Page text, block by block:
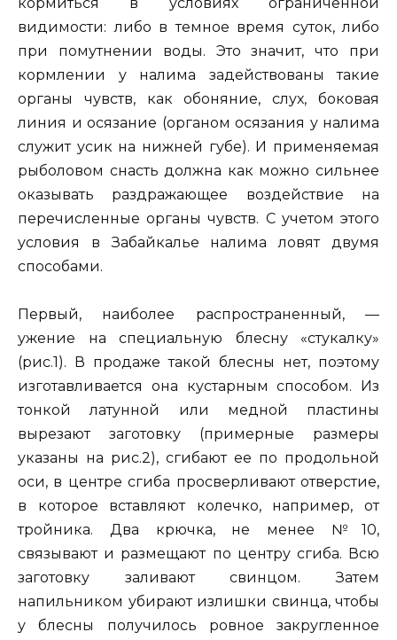
видимости: либо в темное время суток, либо
при помутнении воды. Это значит, что при
кормлении у налима задействованы такие
органы чувств, как обоняние, слух, боковая
линия и осязание (органом осязания у налима
служит усик на нижней губе). И применяемая
рыболовом снасть должна как можно сильнее
оказывать раздражающее воздействие на
перечисленные органы чувств. С учетом этого
условия в Забайкалье налима ловят двумя
способами.
Первый, наиболее распространенный, —
ужение на специальную блесну «стукалку»
(рис.1). В продаже такой блесны нет, поэтому
изготавливается она кустарным способом. Из
тонкой латунной или медной пластины
вырезают заготовку (примерные размеры
указаны на рис.2), сгибают ее по продольной
оси, в центре сгиба просверливают отверстие,
в которое вставляют колечко, например, от
тройника. Два крючка, не менее №10,
связывают и размещают по центру сгиба. Всю
заготовку заливают свинцом. Затем
напильником убирают излишки свинца, чтобы
у блесны получилось ровное закругленное